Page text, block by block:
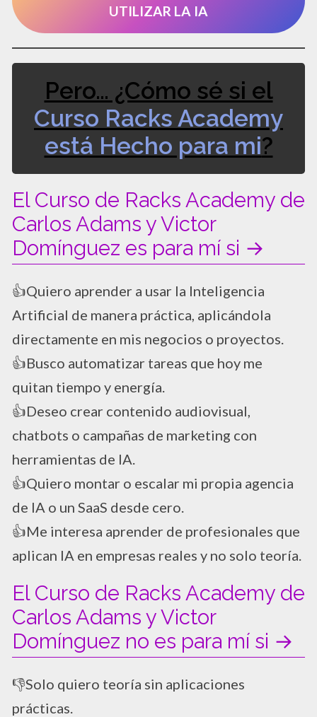
UTILIZAR LA IA
Pero… ¿Cómo sé si el
Curso Racks Academy
está Hecho para mi?
El Curso de Racks Academy de
Carlos Adams y Victor
Domínguez es para mí si →
​👍Quiero aprender a usar la Inteligencia
Artificial de manera práctica, aplicándola
directamente en mis negocios o proyectos.
​👍Busco automatizar tareas que hoy me
quitan tiempo y energía.
​👍Deseo crear contenido audiovisual,
chatbots o campañas de marketing con
herramientas de IA.
​👍Quiero montar o escalar mi propia agencia
de IA o un SaaS desde cero.
​👍Me interesa aprender de profesionales que
aplican IA en empresas reales y no solo teoría.
El Curso de Racks Academy de
Carlos Adams y Victor
Domínguez no es para mí si →
👎​Solo quiero teoría sin aplicaciones
prácticas.